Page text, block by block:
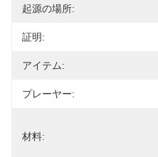
起源の場所:
証明:
アイテム:
プレーヤー:
材料: